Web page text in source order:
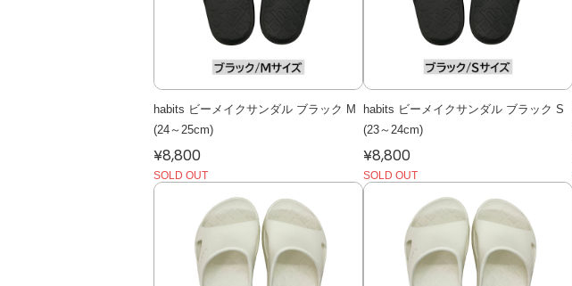
habits ビーメイクサンダル ブラック M
(24～25cm)
¥8,800
SOLD OUT
habits ビーメイクサンダル ブラック S
(23～24cm)
¥8,800
SOLD OUT